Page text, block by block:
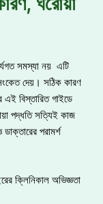
সমস্যা নয় এটি
দেয়। সঠিক কারণ
বিস্তারিত গাইডে
পদ্ধতি সত্যিই কাজ
পরামর্শ
ক্লিনিকাল অভিজ্ঞতা